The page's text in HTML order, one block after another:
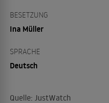
BESETZUNG
Ina Müller
SPRACHE
Deutsch
Quelle: JustWatch